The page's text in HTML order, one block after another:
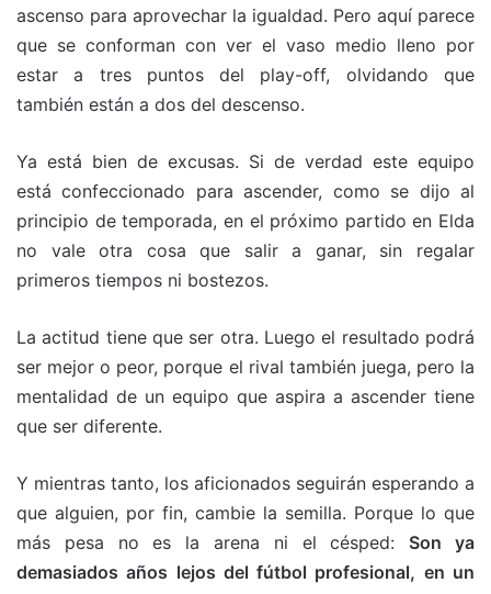
ascenso para aprovechar la igualdad. Pero aquí parece
que se conforman con ver el vaso medio lleno por
estar a tres puntos del play-off, olvidando que
también están a dos del descenso.
Ya está bien de excusas. Si de verdad este equipo
está confeccionado para ascender, como se dijo al
principio de temporada, en el próximo partido en Elda
no vale otra cosa que salir a ganar, sin regalar
primeros tiempos ni bostezos.
La actitud tiene que ser otra. Luego el resultado podrá
ser mejor o peor, porque el rival también juega, pero la
mentalidad de un equipo que aspira a ascender tiene
que ser diferente.
Y mientras tanto, los aficionados seguirán esperando a
que alguien, por fin, cambie la semilla. Porque lo que
más pesa no es la arena ni el césped: Son ya
demasiados años lejos del fútbol profesional, en un